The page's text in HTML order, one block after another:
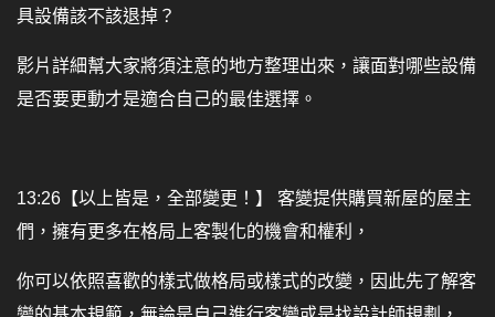
具設備該不該退掉？
影片詳細幫大家將須注意的地方整理出來，讓面對哪些設備
是否要更動才是適合自己的最佳選擇。
13:26【以上皆是，全部變更！】 客變提供購買新屋的屋主
們，擁有更多在格局上客製化的機會和權利，
你可以依照喜歡的樣式做格局或樣式的改變，因此先了解客